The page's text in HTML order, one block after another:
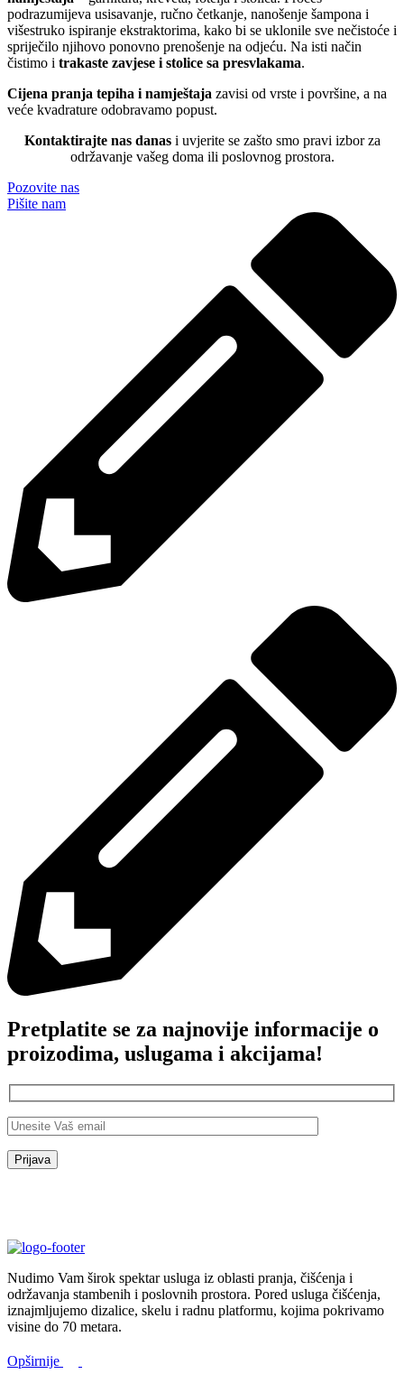
podrazumijeva usisavanje, ručno četkanje, nanošenje šampona i
višestruko ispiranje ekstraktorima, kako bi se uklonile sve nečistoće i
spriječilo njihovo ponovno prenošenje na odjeću. Na isti način
čistimo i trakaste zavjese i stolice sa presvlakama.
Cijena pranja tepiha i namještaja zavisi od vrste i površine, a na
veće kvadrature odobravamo popust.
Kontaktirajte nas danasi uvjerite se zašto smo pravi izbor za
održavanje vašeg doma ili poslovnog prostora.
Pozovite nas
Pišite nam
Pretplatite se za najnovije informacije o
proizodima, uslugama i akcijama!
Nudimo Vam širok spektar usluga iz oblasti pranja, čišćenja i
održavanja stambenih i poslovnih prostora. Pored usluga čišćenja,
iznajmljujemo dizalice, skelu i radnu platformu, kojima pokrivamo
visine do 70 metara.
Opširnije